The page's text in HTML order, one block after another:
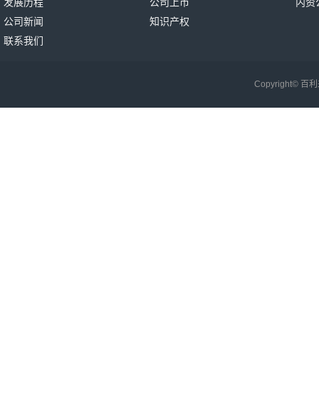
发展历程
公司新闻
联系我们
公司上市
知识产权
内资
Copyright© 百